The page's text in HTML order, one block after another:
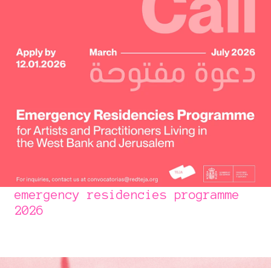
emergency residencies programme
2026